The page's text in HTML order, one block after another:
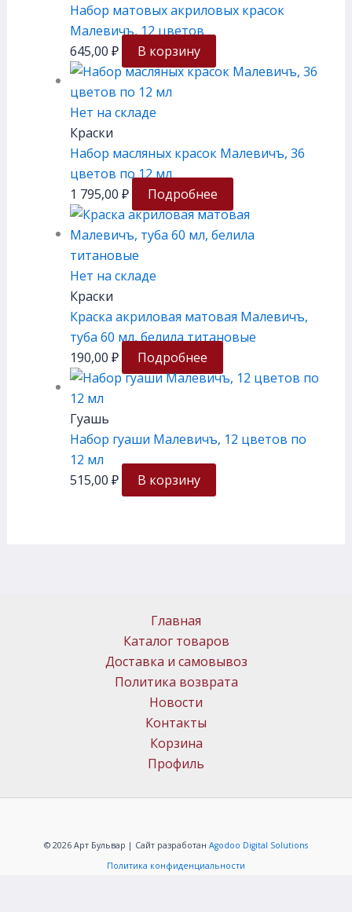
Набор матовых акриловых красок
Малевичъ, 12 цветов
645,00 ₽ В корзину
Нет на складе
Краски
Набор масляных красок Малевичъ, 36
цветов по 12 мл
1 795,00 ₽ Подробнее
Нет на складе
Краски
Краска акриловая матовая Малевичъ,
туба 60 мл, белила титановые
190,00 ₽ Подробнее
Гуашь
Набор гуаши Малевичъ, 12 цветов по
12 мл
515,00 ₽ В корзину
Главная
Каталог товаров
Доставка и самовывоз
Политика возврата
Новости
Контакты
Корзина
Профиль
© 2026 Арт Бульвар | Сайт разработан Agodoo Digital Solutions
Политика конфиденциальности